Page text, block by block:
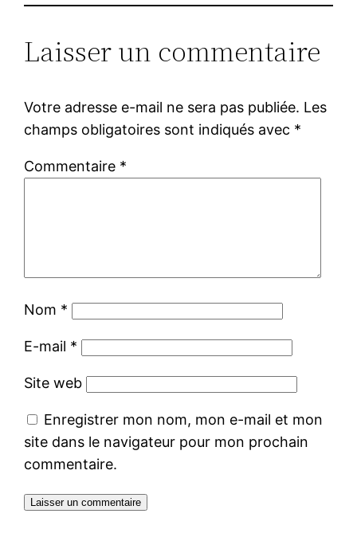
Laisser un commentaire
Votre adresse e-mail ne sera pas publiée. Les
champs obligatoires sont indiqués avec *
Commentaire *
Nom *
E-mail *
Site web
Enregistrer mon nom, mon e-mail et mon
site dans le navigateur pour mon prochain
commentaire.